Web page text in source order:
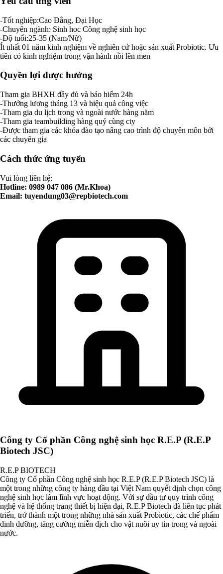
-Tốt nghiệp:Cao Đẳng, Đại Học
-Chuyên ngành: Sinh hoc Công nghệ sinh học
-Độ tuổi:25-35 (Nam/Nữ)
Ít nhất 01 năm kinh nghiệm về nghiên cứ hoặc sản xuất Probiotic. Ưu
tiên có kinh nghiệm trong vận hành nồi lên men
Quyền lợi được hưởng
Tham gia BHXH đầy đủ và bảo hiểm 24h
-Thưởng lương tháng 13 và hiệu quả công việc
-Tham gia du lịch trong và ngoài nước hàng năm
-Tham gia teambuilding hàng quý cùng cty
-Được tham gia các khóa đào tạo nâng cao trình độ chuyên môn bởi
các chuyên gia
Cách thức ứng tuyển
Vui lòng liên hệ:
Hotline: 0989 047 086 (Mr.Khoa)
Email: tuyendung03@repbiotech.com
Công ty Cổ phần Công nghệ sinh học R.E.P (R.E.P
Biotech JSC)
R.E.P BIOTECH
Công ty Cổ phần Công nghệ sinh học R.E.P (R.E.P Biotech JSC) là
một trong những công ty hàng đầu tại Việt Nam quyết định chọn công
nghệ sinh học làm lĩnh vực hoạt động. Với sự đầu tư quy trình công
nghệ và hệ thống trang thiết bị hiện đại, R.E.P Biotech đã liên tục phát
triển, trở thành một trong những nhà sản xuất Probiotic, các chế phẩm
dinh dưỡng, tăng cường miễn dịch cho vật nuôi uy tín trong và ngoài
nước.